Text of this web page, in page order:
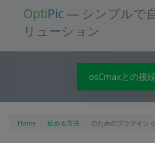
OptiPic — シンプルで
リューション
osCmaxとの接
Home 始める方法 のためのプラグイン